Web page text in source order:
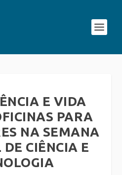
E VIDA
PARA
NA SEMANA
CIÊNCIA E